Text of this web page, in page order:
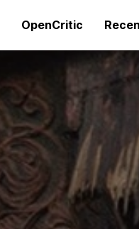
OpenCritic